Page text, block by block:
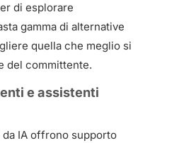
di esplorare
gamma di alternative
quella che meglio si
del committente.
e assistenti
IA offrono supporto